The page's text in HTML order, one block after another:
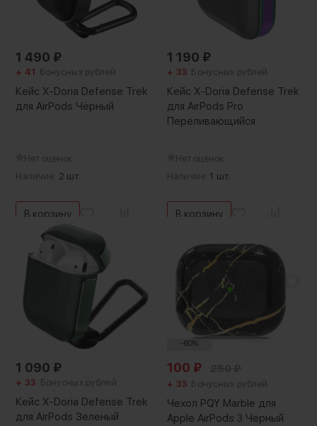
1 490 ₽
+ 41 Бонусных рублей
Кейс X-Doria Defense Trek
для AirPods Чёрный
Нет оценок
Наличие: 2 шт.
В корзину
1 190 ₽
+ 33 Бонусных рублей
Кейс X-Doria Defense Trek
для AirPods Pro
Переливающийся
Нет оценок
Наличие: 1 шт.
В корзину
1 090 ₽
+ 33 Бонусных рублей
Кейс X-Doria Defense Trek
для AirPods Зеленый
-60%
100 ₽
+ 33 Бонусных рублей
Чехол PQY Marble для
Apple AirPods 3 Чёрный